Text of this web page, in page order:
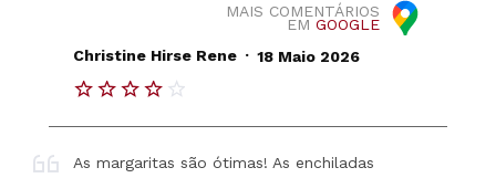
MAIS COMENTÁRIOS
EM GOOGLE
Christine Hirse Rene . 18 Maio 2026
As margaritas são ótimas! As enchiladas